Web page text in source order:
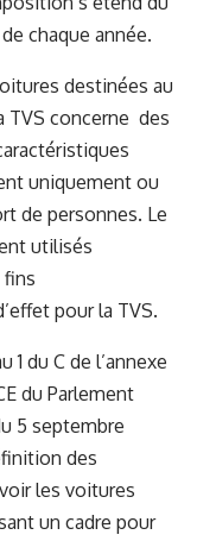
chaque année.
destinées au
TVS concerne des
uniquement ou
de personnes. Le
utilisés
fins
pour la TVS.
1 du C de l’annexe
du Parlement
5 septembre
des
les voitures
un cadre pour